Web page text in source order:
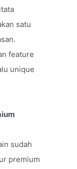
satu
feature
unique
sudah
premium